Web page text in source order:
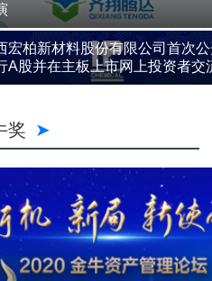
宏柏新材料股份有限公司首次
A股并在主板上市网上投资者交
奖